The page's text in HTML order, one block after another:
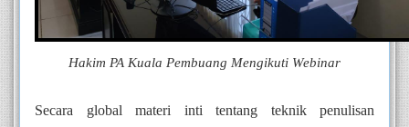
Hakim PA Kuala Pembuang Mengikuti Webinar
Secara global materi inti tentang teknik penulisan